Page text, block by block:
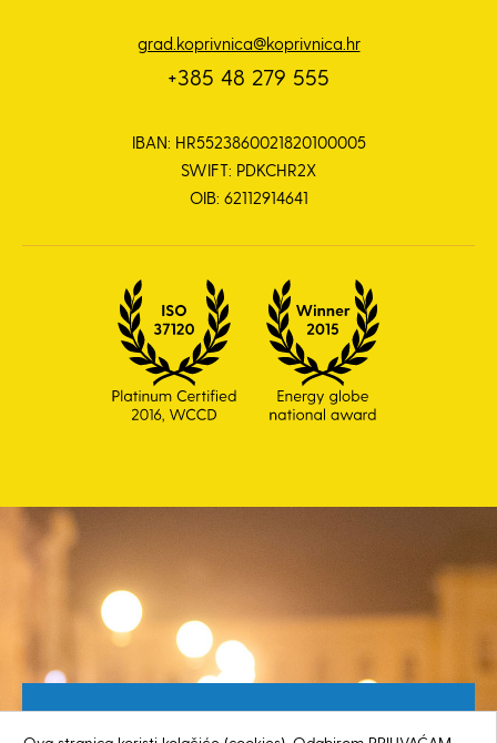
grad.koprivnica@koprivnica.hr
+385 48 279 555
IBAN: HR5523860021820100005
SWIFT: PDKCHR2X
OIB: 62112914641